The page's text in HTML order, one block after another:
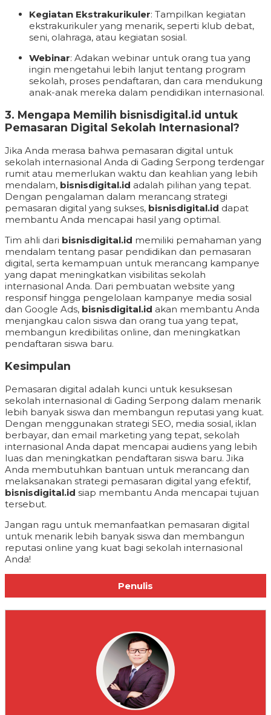
Kegiatan Ekstrakurikuler: Tampilkan kegiatan
ekstrakurikuler yang menarik, seperti klub debat,
seni, olahraga, atau kegiatan sosial.
Webinar: Adakan webinar untuk orang tua yang
ingin mengetahui lebih lanjut tentang program
sekolah, proses pendaftaran, dan cara mendukung
anak-anak mereka dalam pendidikan internasional.
3. Mengapa Memilih bisnisdigital.id untuk
Pemasaran Digital Sekolah Internasional?
Jika Anda merasa bahwa pemasaran digital untuk
sekolah internasional Anda di Gading Serpong terdengar
rumit atau memerlukan waktu dan keahlian yang lebih
mendalam, bisnisdigital.id adalah pilihan yang tepat.
Dengan pengalaman dalam merancang strategi
pemasaran digital yang sukses, bisnisdigital.id dapat
membantu Anda mencapai hasil yang optimal.
Tim ahli dari bisnisdigital.id memiliki pemahaman yang
mendalam tentang pasar pendidikan dan pemasaran
digital, serta kemampuan untuk merancang kampanye
yang dapat meningkatkan visibilitas sekolah
internasional Anda. Dari pembuatan website yang
responsif hingga pengelolaan kampanye media sosial
dan Google Ads, bisnisdigital.id akan membantu Anda
menjangkau calon siswa dan orang tua yang tepat,
membangun kredibilitas online, dan meningkatkan
pendaftaran siswa baru.
Kesimpulan
Pemasaran digital adalah kunci untuk kesuksesan
sekolah internasional di Gading Serpong dalam menarik
lebih banyak siswa dan membangun reputasi yang kuat.
Dengan menggunakan strategi SEO, media sosial, iklan
berbayar, dan email marketing yang tepat, sekolah
internasional Anda dapat mencapai audiens yang lebih
luas dan meningkatkan pendaftaran siswa baru. Jika
Anda membutuhkan bantuan untuk merancang dan
melaksanakan strategi pemasaran digital yang efektif,
bisnisdigital.id siap membantu Anda mencapai tujuan
tersebut.
Jangan ragu untuk memanfaatkan pemasaran digital
untuk menarik lebih banyak siswa dan membangun
reputasi online yang kuat bagi sekolah internasional
Anda!
Penulis